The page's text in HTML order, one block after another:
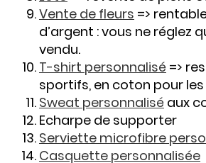
Vente de fleurs =>
d’argent : vous ne réglez
vendu.
T-shirt personnalisé =>
sportifs, en coton pour
Sweat personnalisé aux
Echarpe de supporter
Serviette microfibre
Casquette personnalisée